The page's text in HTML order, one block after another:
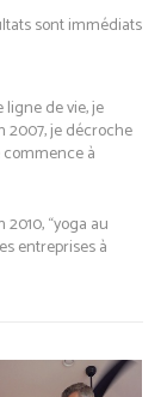
sont immédiats
ligne de vie, je
2007, je décroche
commence à
“yoga au
entreprises à